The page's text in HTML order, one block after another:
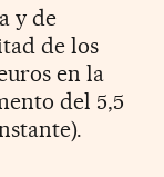
y de
de los
en la
del 5,5